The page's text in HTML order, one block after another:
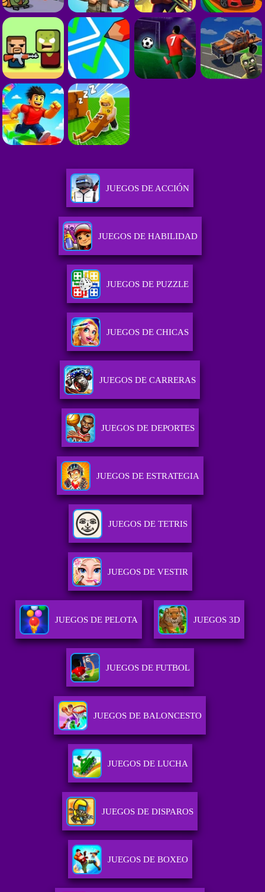
JUEGOS DE ACCIÓN
JUEGOS DE HABILIDAD
JUEGOS DE PUZZLE
JUEGOS DE CHICAS
JUEGOS DE CARRERAS
JUEGOS DE DEPORTES
JUEGOS DE ESTRATEGIA
JUEGOS DE TETRIS
JUEGOS DE VESTIR
JUEGOS DE PELOTA JUEGOS 3D
JUEGOS DE FUTBOL
JUEGOS DE BALONCESTO
JUEGOS DE LUCHA
JUEGOS DE DISPAROS
JUEGOS DE BOXEO